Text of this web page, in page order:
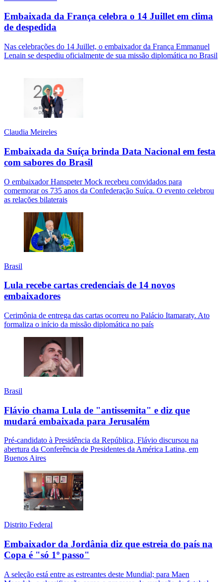
Embaixada da França celebra o 14 Juillet em clima
de despedida
Nas celebrações do 14 Juillet, o embaixador da França Emmanuel
Lenain se despediu oficialmente de sua missão diplomática no Brasil
Claudia Meireles
Embaixada da Suíça brinda Data Nacional em festa
com sabores do Brasil
O embaixador Hanspeter Mock recebeu convidados para
comemorar os 735 anos da Confederação Suíça. O evento celebrou
as relações bilaterais
Brasil
Lula recebe cartas credenciais de 14 novos
embaixadores
Cerimônia de entrega das cartas ocorreu no Palácio Itamaraty. Ato
formaliza o início da missão diplomática no país
Brasil
Flávio chama Lula de "antissemita" e diz que
mudará embaixada para Jerusalém
Pré-candidato à Presidência da República, Flávio discursou na
abertura da Conferência de Presidentes da América Latina, em
Buenos Aires
Distrito Federal
Embaixador da Jordânia diz que estreia do país na
Copa é "só 1º passo"
A seleção está entre as estreantes deste Mundial; para Maen